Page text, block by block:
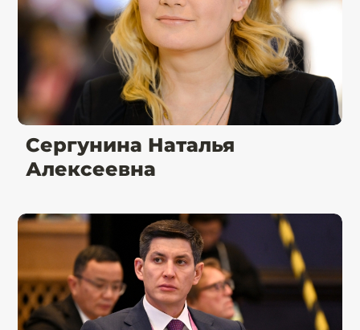
Сергунина Наталья
Алексеевна